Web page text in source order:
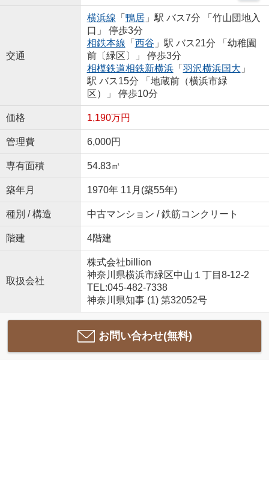
交通
横浜線 「 鴨居」駅 バス7分 「竹山団地入
口」 停歩3分
相鉄本線 「 西谷 」駅 バス21分 「幼稚園
前〔緑区〕」 停歩3分
相模鉄道相鉄新横浜「 羽沢横浜国大 」
駅 バス15分 「地蔵前（横浜市緑
区）」 停歩10分
価格 1,190万円
管理費 6,000円
専有面積 54.83㎡
築年月 1970年 11月(築55年)
種別 / 構造 中古マンション / 鉄筋コンクリート
階建 4階建
取扱会社
株式会社billion
神奈川県横浜市緑区中山１丁目8-12-2
TEL:045-482-7338
神奈川県知事 (1) 第32052号
お問い合わせ(無料)